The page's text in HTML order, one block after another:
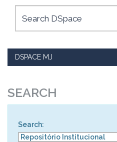
DSPACE MJ
SEARCH
Search: